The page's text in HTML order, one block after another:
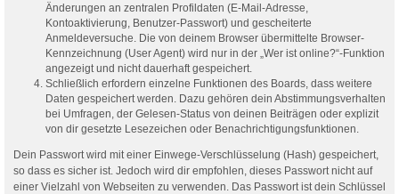
Änderungen an zentralen Profildaten (E-Mail-Adresse,
Kontoaktivierung, Benutzer-Passwort) und gescheiterte
Anmeldeversuche. Die von deinem Browser übermittelte Browser-
Kennzeichnung (User Agent) wird nur in der „Wer ist online?“-Funktion
angezeigt und nicht dauerhaft gespeichert.
Schließlich erfordern einzelne Funktionen des Boards, dass weitere
Daten gespeichert werden. Dazu gehören dein Abstimmungsverhalten
bei Umfragen, der Gelesen-Status von deinen Beiträgen oder explizit
von dir gesetzte Lesezeichen oder Benachrichtigungsfunktionen.
Dein Passwort wird mit einer Einwege-Verschlüsselung (Hash) gespeichert,
so dass es sicher ist. Jedoch wird dir empfohlen, dieses Passwort nicht auf
einer Vielzahl von Webseiten zu verwenden. Das Passwort ist dein Schlüssel